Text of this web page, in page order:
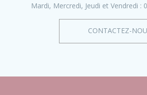
Mardi, Mercredi, Jeudi et Vendredi :
CONTACTEZ-